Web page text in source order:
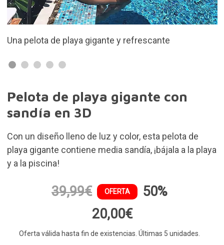
Mide 90 cm de diámetro
Pelota de playa gigante con
sandía en 3D
Con un diseño lleno de luz y color, esta pelota de
playa gigante contiene media sandía, ¡bájala a la playa
y a la piscina!
39,99€ OFERTA
50%
20,00€
Oferta válida hasta fin de existencias. Últimas 5 unidades.